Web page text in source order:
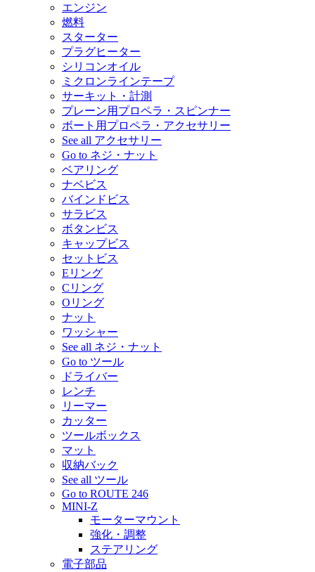
エンジン
燃料
スターター
プラグヒーター
シリコンオイル
ミクロンラインテープ
サーキット・計測
プレーン用プロペラ・スピンナー
ボート用プロペラ・アクセサリー
See all アクセサリー
Go to ネジ・ナット
ベアリング
ナベビス
バインドビス
サラビス
ボタンビス
キャップビス
セットビス
Eリング
Cリング
Oリング
ナット
ワッシャー
See all ネジ・ナット
Go to ツール
ドライバー
レンチ
リーマー
カッター
ツールボックス
マット
収納バック
See all ツール
Go to ROUTE 246
MINI-Z
モーターマウント
強化・調整
ステアリング
電子部品